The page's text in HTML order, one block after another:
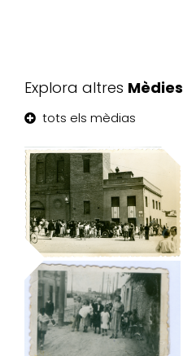
Explora altres Mèdies
tots els mèdias
Corpus a la
Trinitat
Trinitat Vella|Refotografia